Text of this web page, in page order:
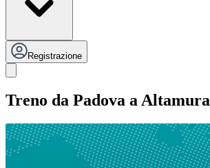
Registrazione
Treno da Padova a Altamura